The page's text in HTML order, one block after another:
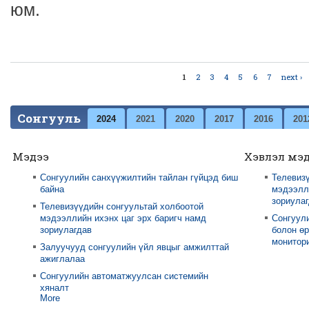
юм.
1 2 3 4 5 6 7 next ›
Сонгууль 2024 2021 2020 2017 2016
Мэдээ
Сонгуулийн санхүүжилтийн тайлан гүйцэд биш
байна
Телевизүүдийн сонгуультай холбоотой
мэдээллийн ихэнх цаг эрх баригч намд
зориулагдав
Залуучууд сонгуулийн үйл явцыг амжилттай
ажиглалаа
Сонгуулийн автоматжуулсан системийн
хяналт
More
Хэвлэл
болон